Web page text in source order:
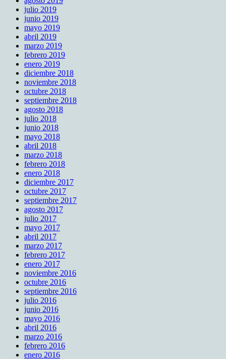
julio 2019
junio 2019
mayo 2019
abril 2019
marzo 2019
febrero 2019
enero 2019
diciembre 2018
noviembre 2018
octubre 2018
septiembre 2018
agosto 2018
julio 2018
junio 2018
mayo 2018
abril 2018
marzo 2018
febrero 2018
enero 2018
diciembre 2017
octubre 2017
septiembre 2017
agosto 2017
julio 2017
mayo 2017
abril 2017
marzo 2017
febrero 2017
enero 2017
noviembre 2016
octubre 2016
septiembre 2016
julio 2016
junio 2016
mayo 2016
abril 2016
marzo 2016
febrero 2016
enero 2016